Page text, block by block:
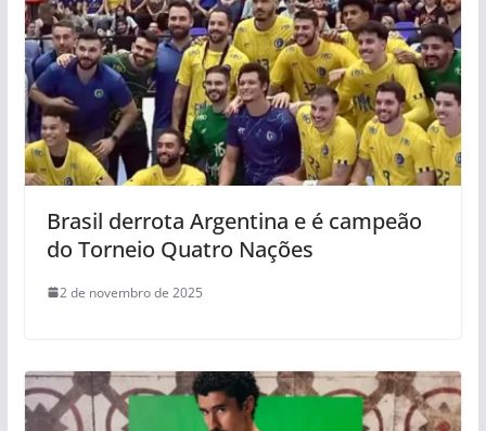
Brasil derrota Argentina e é campeão
do Torneio Quatro Nações
2 de novembro de 2025